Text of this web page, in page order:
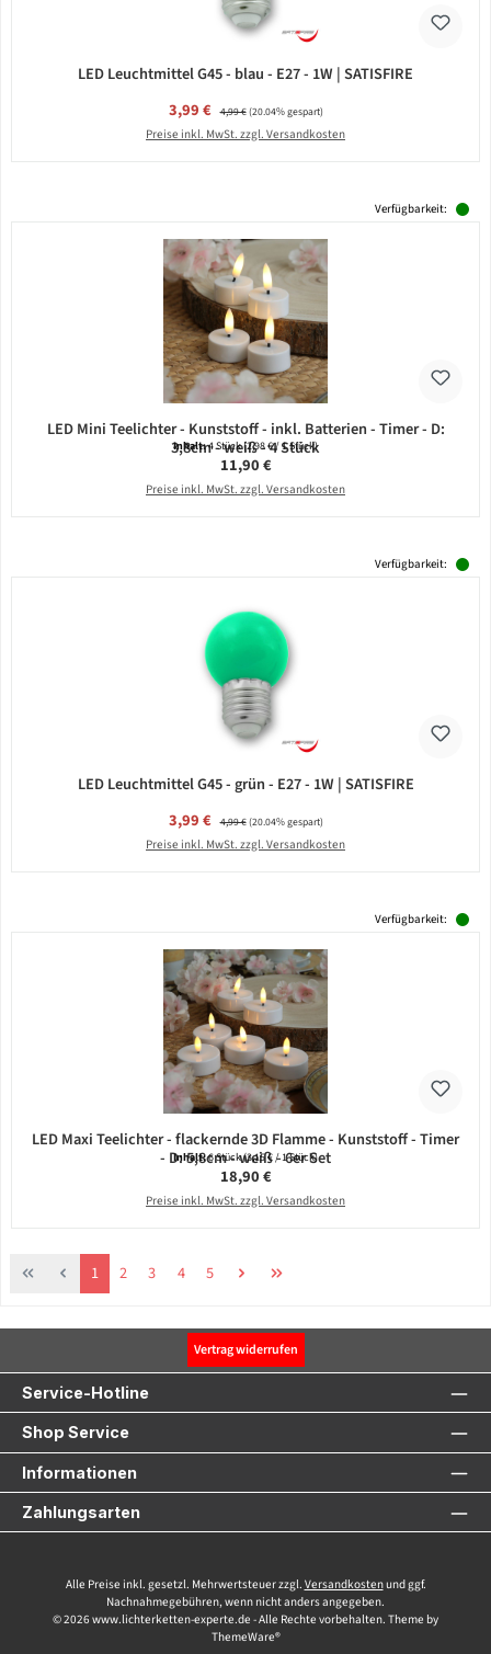
LED Leuchtmittel G45 - blau - E27 - 1W | SATISFIRE
Verkaufspreis:
3,99 € Regulärer Preis:
4,99 €(20.04% gespart)
Preise inkl. MwSt. zzgl. Versandkosten
Verfügbarkeit:
LED Mini Teelichter - Kunststoff - inkl. Batterien - Timer - D:
3,8cm - weiß - 4 Stück
Inhalt:4 Stück(2,98 € / 1 Stück)
Regulärer Preis:
11,90 €
Preise inkl. MwSt. zzgl. Versandkosten
Verfügbarkeit:
LED Leuchtmittel G45 - grün - E27 - 1W | SATISFIRE
Verkaufspreis:
3,99 € Regulärer Preis:
4,99 €(20.04% gespart)
Preise inkl. MwSt. zzgl. Versandkosten
Verfügbarkeit:
LED Maxi Teelichter - flackernde 3D Flamme - Kunststoff - Timer
- D: 5,8cm - weiß - 6er Set
Inhalt:6 Stück(3,15 € / 1 Stück)
Regulärer Preis:
18,90 €
Preise inkl. MwSt. zzgl. Versandkosten
Seite
1 Seite
2 Seite
3 Seite
4 Seite
5
Vertrag widerrufen
Service-Hotline
Shop Service
Informationen
Zahlungsarten
Alle Preise inkl. gesetzl. Mehrwertsteuer zzgl. Versandkostenund ggf.
Nachnahmegebühren, wenn nicht anders angegeben.
© 2026 www.lichterketten-experte.de - Alle Rechte vorbehalten. Theme by
ThemeWare®